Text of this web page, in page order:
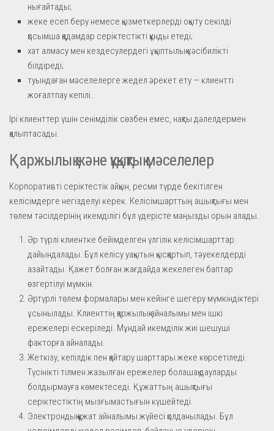
нығайтады;
жеке есеп беру немесе қызметкерлерді оқыту секілді
қосымша қадамдар серіктестікті құнды етеді;
хат алмасу мен кездесулердегі ұқыптылық кәсібилікті
білдіреді;
туындаған мәселелерге жедел әрекет ету — клиентті
жоғалтпау кепілі.
Ірі клиенттер үшін сенімділік сөзбен емес, нақты дәлелдермен
қалыптасады.
Қаржылық және құқықтық мәселелер
Корпоративті серіктестік айқын, ресми түрде бекітілген
келісімдерге негізделуі керек. Келісімшарттың ашықтығы мен
төлем тәсілдерінің икемділігі бұл үдерісте маңызды орын алады.
Әр түрлі клиентке бейімделген үлгілік келісімшарттар
дайындалады. Бұл келісу уақытын қысқартып, тәуекелдерді
азайтады. Қажет болған жағдайда жекелеген баптар
өзгертілуі мүмкін.
Әртүрлі төлем формалары мен кейінге шегеру мүмкіндіктері
ұсынылады. Клиенттің қаржылық айналымы мен ішкі
ережелері ескеріледі. Мұндай икемділік жиі шешуші
факторға айналады.
Жеткізу, кепілдік пен қайтару шарттары жеке көрсетіледі.
Түсінікті тілмен жазылған ережелер болашақ дауларды
болдырмауға көмектеседі. Құжаттың ашықтығы
серіктестіктің мызғымастығын күшейтеді.
Электрондық құжат айналымы жүйесі қолданылады. Бұл